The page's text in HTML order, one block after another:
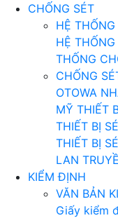
CHỐNG SÉT
HỆ
HỆ
THỐNG
CHỐNG
OTOWA
MỸ THIẾT
THIẾT BỊ
THIẾT BỊ
LAN
KIỂM ĐỊNH
VĂN BẢN
Giấy kiểm